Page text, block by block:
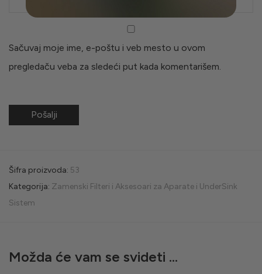
Sačuvaj moje ime, e-poštu i veb mesto u ovom
pregledaču veba za sledeći put kada komentarišem.
Šifra proizvoda: 53
Kategorija: Zamenski Filteri i Aksesoari za Aparate i UnderSink
Sistem
Možda će vam se svideti …